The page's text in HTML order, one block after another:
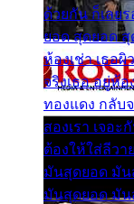
ด้วยกัน ก็เลย
ยอด สุดยอด
ห้องเช่า เธอ
จริงเธอ อยู่ห้
ทองแดง กลับ
สองเรา เจอะ
ต้องให้ใส่ลีว
มันสุดยอด มั
มันสุดยอด มั